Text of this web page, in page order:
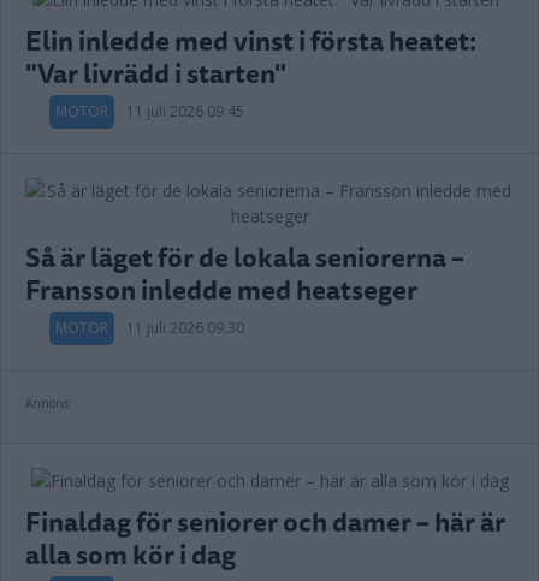
Elin inledde med vinst i första heatet:
"Var livrädd i starten"
MOTOR 11 juli 2026 09.45
Så är läget för de lokala seniorerna –
Fransson inledde med heatseger
MOTOR 11 juli 2026 09.30
Annons:
Finaldag för seniorer och damer – här är
alla som kör i dag